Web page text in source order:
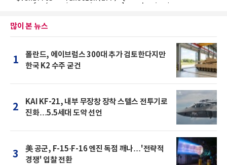
많이 본 뉴스
1
폴란드, 에이브럼스 300대 추가 검토한다지만
한국 K2 수주 굳건
2
KAI KF-21, 내부 무장창 장착 스텔스 전투기로
진화…5.5세대 도약 선언
3
美 공군, F-15·F-16 엔진 독점 깨나…'전략적
경쟁' 입찰 전환